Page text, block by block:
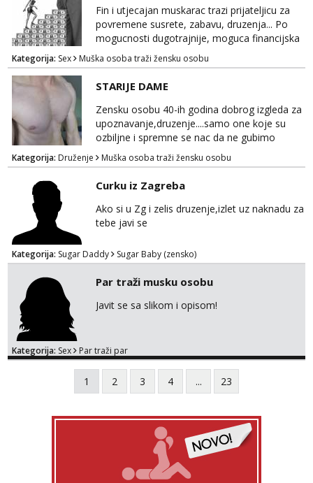
Fin i utjecajan muskarac trazi prijateljicu za
povremene susrete, zabavu, druzenja... Po
mogucnosti dugotrajnije, moguca financijska
potpora!
Kategorija: Sex Muška osoba traži žensku osobu
STARIJE DAME
Zensku osobu 40-ih godina dobrog izgleda za
upoznavanje,druzenje....samo one koje su
ozbiljne i spremne se nac da ne gubimo
vrijeme!
Kategorija: Druženje Muška osoba traži žensku osobu
Curku iz Zagreba
Ako si u Zg i zelis druzenje,izlet uz naknadu za
tebe javi se
Kategorija: Sugar Daddy Sugar Baby (zensko)
Par traži musku osobu
Javit se sa slikom i opisom!
Kategorija: Sex Par traži par
1 2 3 4 ... 23